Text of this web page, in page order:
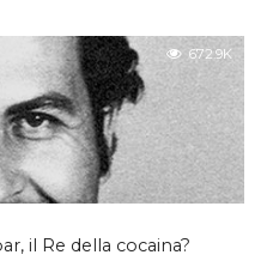
672.9K
il Re della cocaina?